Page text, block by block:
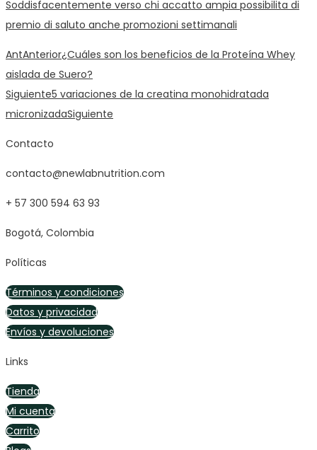
Soddisfacentemente verso chi accatto ampia possibilita di
premio di saluto anche promozioni settimanali
AntAnterior¿Cuáles son los beneficios de la Proteína Whey
aislada de Suero?
Siguiente5 variaciones de la creatina monohidratada
micronizadaSiguiente
Contacto
contacto@newlabnutrition.com
+ 57 300 594 63 93
Bogotá, Colombia
Políticas
Términos y condiciones
Datos y privacidad
Envíos y devoluciones
Links
Tienda
Mi cuenta
Carrito